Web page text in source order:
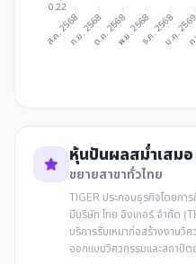
0.22
ส.ค. 2568ก.ย. 2568ต.ค. 2568พ.ย. 2568ธ.ค. 2568
ม.ค. ก
หุ้นปันผลสม่ำเสม
ขยายสาขาทั่วไทย
TIGER ประกอบธุรกิจโดยก
มีบริษัท ไทย อิงเกอร์ จำกัด
บริการรับเหมาก่อสร้างงานวิ
ออกแบบวิศวกรรมและสถาปัต